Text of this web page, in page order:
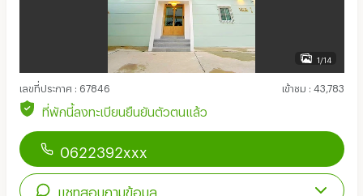
1/14
เลขที่ประกาศ : 67846 เข้าชม : 43,783
ที่พักนี้ลงทะเบียนยืนยันตัวตนแล้ว
0622392xxx
แชทสอบถามข้อมูล